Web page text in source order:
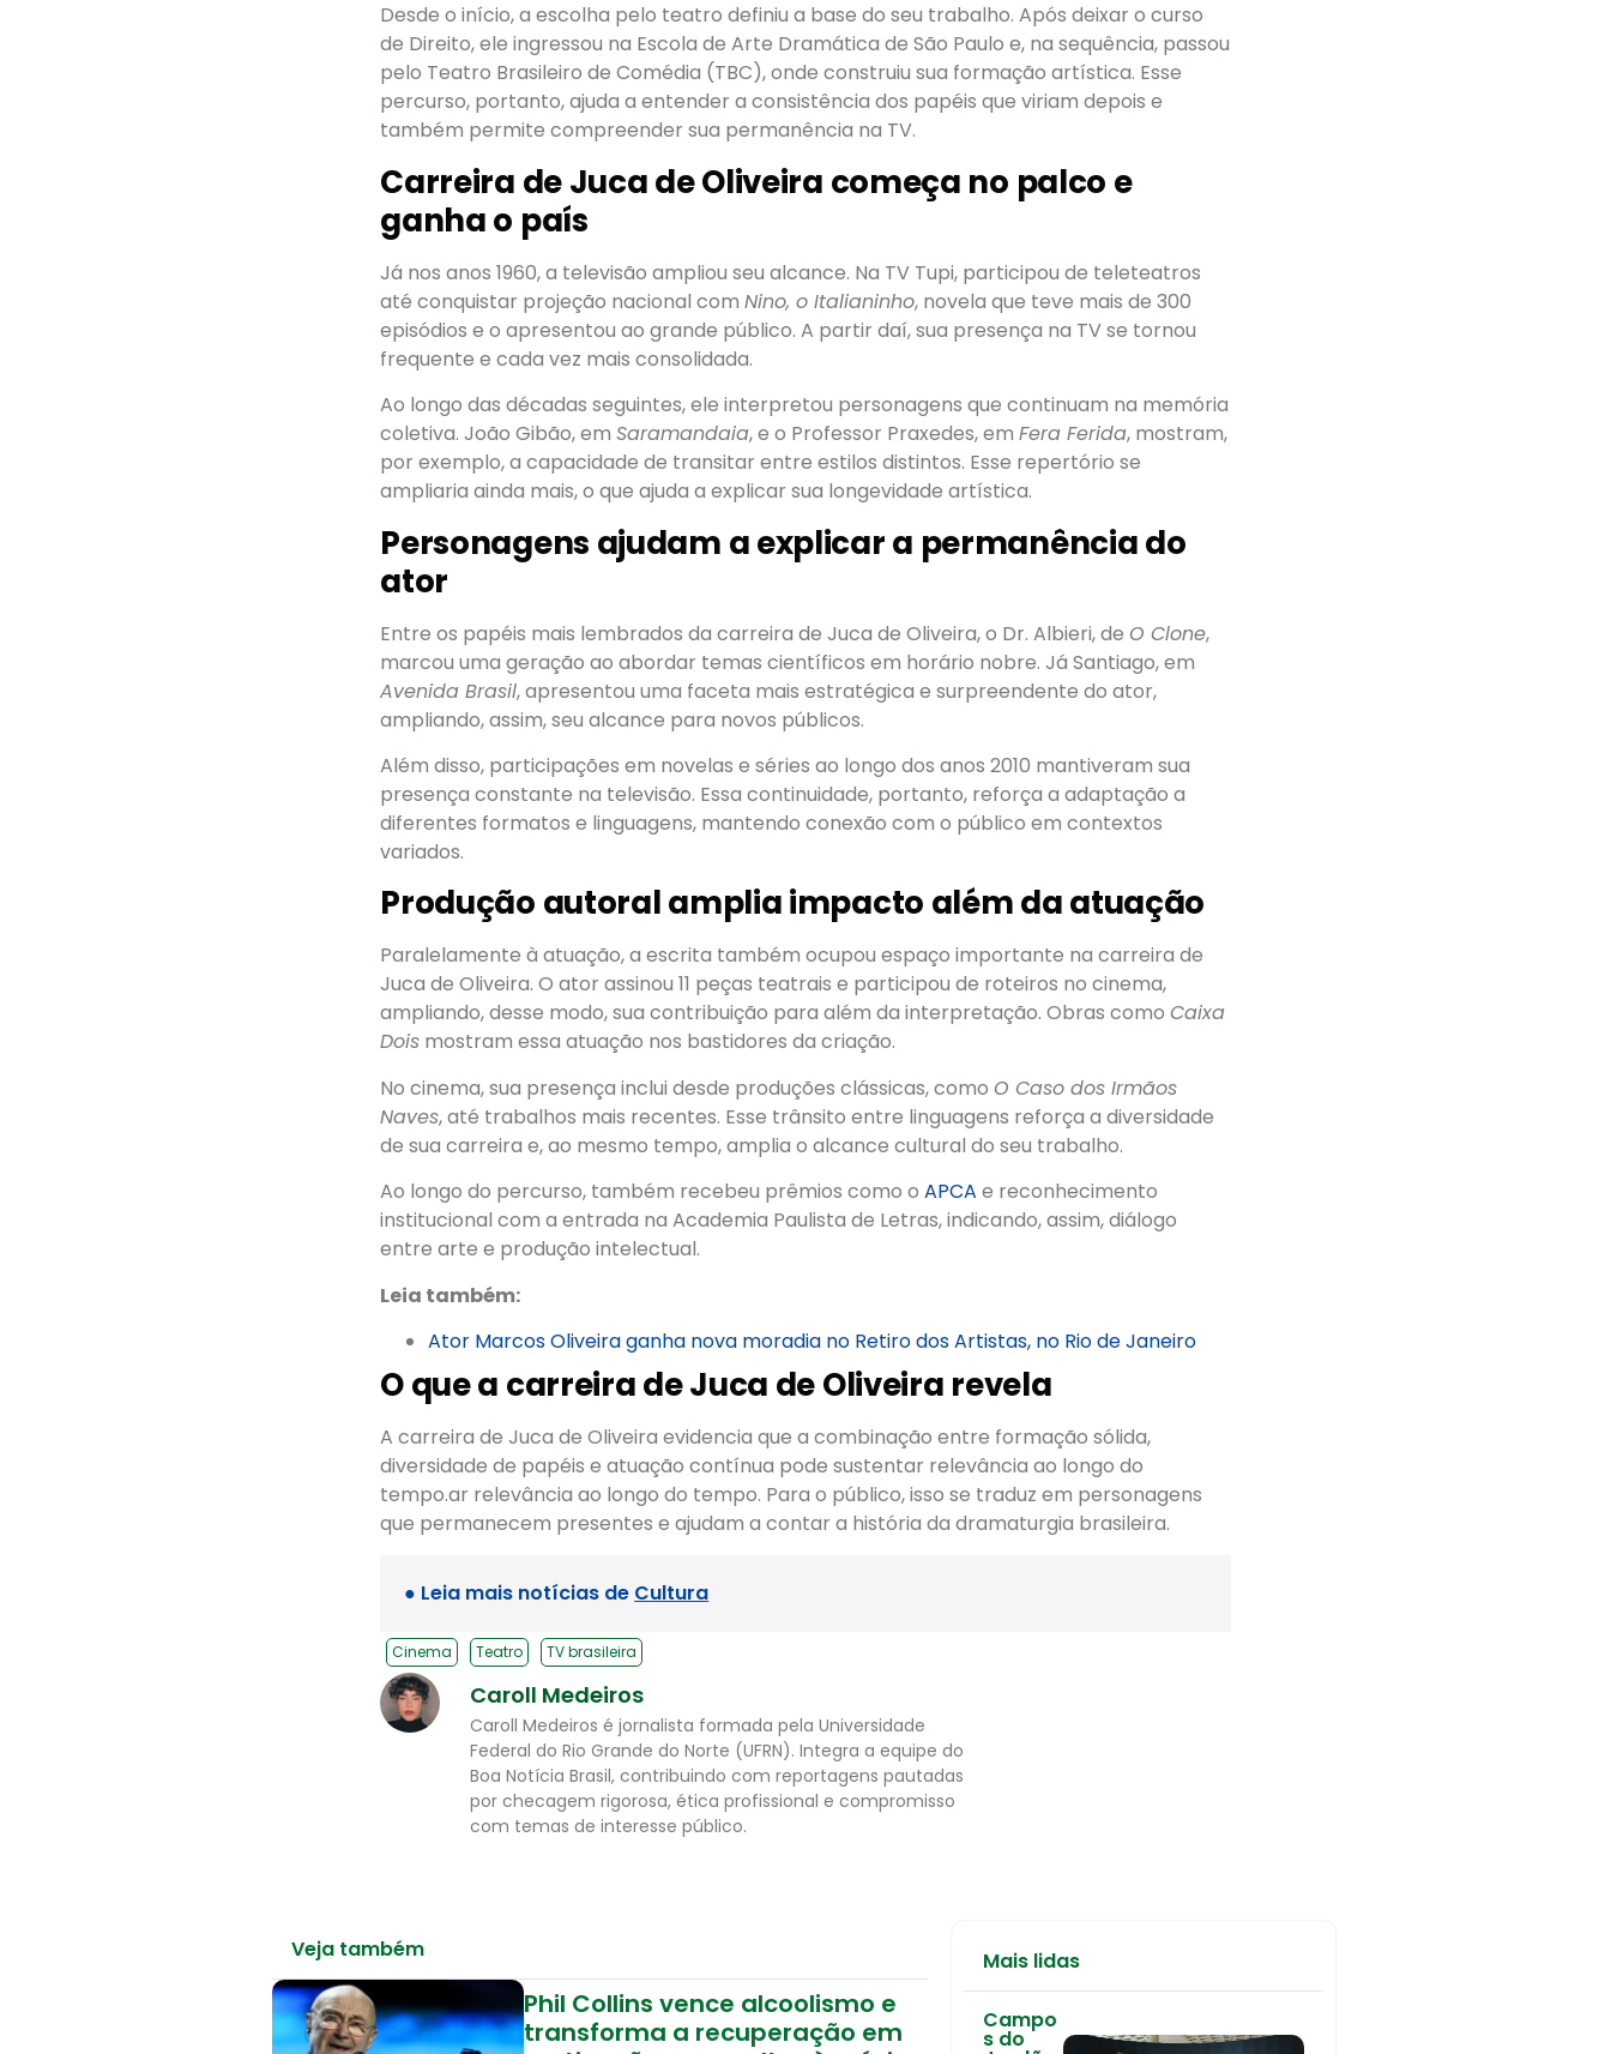
Desde o início, a escolha pelo teatro definiu a base do seu trabalho. Após deixar o curso
de Direito, ele ingressou na Escola de Arte Dramática de São Paulo e, na sequência, passou
pelo Teatro Brasileiro de Comédia (TBC), onde construiu sua formação artística. Esse
percurso, portanto, ajuda a entender a consistência dos papéis que viriam depois e
também permite compreender sua permanência na TV.
Carreira de Juca de Oliveira começa no palco e
ganha o país
Já nos anos 1960, a televisão ampliou seu alcance. Na TV Tupi, participou de teleteatros
até conquistar projeção nacional comNino, o Italianinho, novela que teve mais de 300
episódios e o apresentou ao grande público. A partir daí, sua presença na TV se tornou
frequente e cada vez mais consolidada.
Ao longo das décadas seguintes, ele interpretou personagens que continuam na memória
coletiva. João Gibão, emSaramandaia, e o Professor Praxedes, emFera Ferida, mostram,
por exemplo, a capacidade de transitar entre estilos distintos. Esse repertório se
ampliaria ainda mais, o que ajuda a explicar sua longevidade artística.
Personagens ajudam a explicar a permanência do
ator
Entre os papéis mais lembrados da carreira de Juca de Oliveira, o Dr. Albieri, de O Clone,
marcou uma geração ao abordar temas científicos em horário nobre. Já Santiago, em
Avenida Brasil, apresentou uma faceta mais estratégica e surpreendente do ator,
ampliando, assim, seu alcance para novos públicos.
Além disso, participações em novelas e séries ao longo dos anos 2010 mantiveram sua
presença constante na televisão. Essa continuidade, portanto, reforça a adaptação a
diferentes formatos e linguagens, mantendo conexão com o público em contextos
variados.
Produção autoral amplia impacto além da atuação
Paralelamente à atuação, a escrita também ocupou espaço importante na carreira de
Juca de Oliveira. O ator assinou 11 peças teatrais e participou de roteiros no cinema,
ampliando, desse modo, sua contribuição para além da interpretação. Obras comoCaixa
Dois mostram essa atuação nos bastidores da criação.
No cinema, sua presença inclui desde produções clássicas, como O Caso dos Irmãos
Naves, até trabalhos mais recentes. Esse trânsito entre linguagens reforça a diversidade
de sua carreira e, ao mesmo tempo, amplia o alcance cultural do seu trabalho.
Ao longo do percurso, também recebeu prêmios como o APCA e reconhecimento
institucional com a entrada na Academia Paulista de Letras, indicando, assim, diálogo
entre arte e produção intelectual.
Leia também:
Ator Marcos Oliveira ganha nova moradia no Retiro dos Artistas, no Rio de Janeiro
O que a carreira de Juca de Oliveira revela
A carreira de Juca de Oliveira evidencia que a combinação entre formação sólida,
diversidade de papéis e atuação contínua pode sustentar relevância ao longo do
tempo.ar relevância ao longo do tempo. Para o público, isso se traduz em personagens
que permanecem presentes e ajudam a contar a história da dramaturgia brasileira.
● Leia mais notícias de Cultura
Cinema Teatro TV brasileira
Caroll Medeiros
Caroll Medeiros é jornalista formada pela Universidade
Federal do Rio Grande do Norte (UFRN). Integra a equipe do
Boa Notícia Brasil, contribuindo com reportagens pautadas
por checagem rigorosa, ética profissional e compromisso
com temas de interesse público.
Veja também
Phil Collins vence alcoolismo e
transforma a recuperação em
Mais lidas
Campo
s do